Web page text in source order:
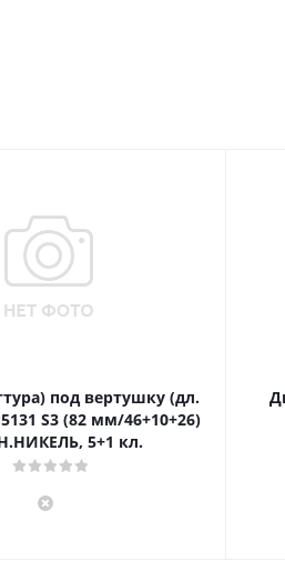
под вертушку (дл.
S3 (82 мм/46+10+26)
5+1 кл.